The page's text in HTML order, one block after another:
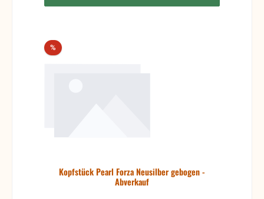
%Rabatt
Kopfstück Pearl Forza Neusilber gebogen -
Abverkauf